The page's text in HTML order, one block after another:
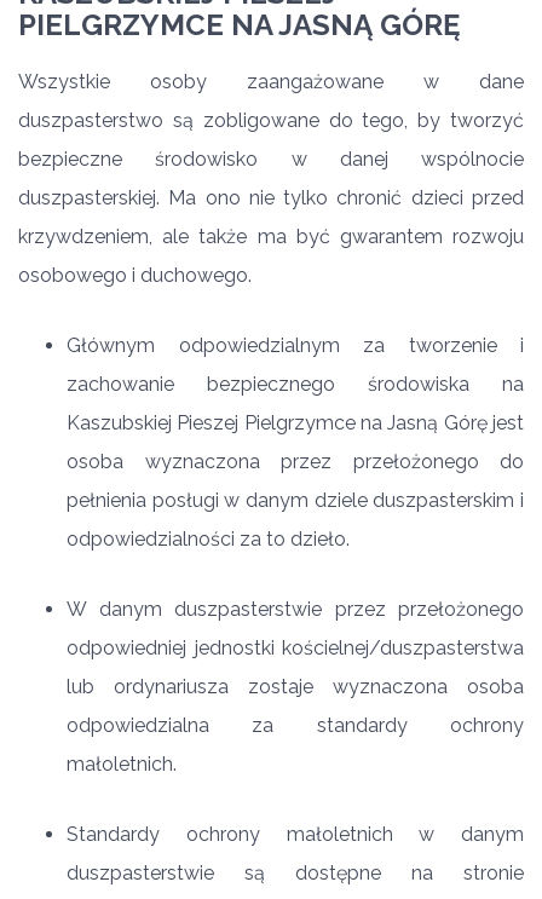
PIELGRZYMCE NA JASNĄ GÓRĘ
Wszystkie osoby zaangażowane w dane
duszpasterstwo są zobligowane do tego, by tworzyć
bezpieczne środowisko w danej wspólnocie
duszpasterskiej. Ma ono nie tylko chronić dzieci przed
krzywdzeniem, ale także ma być gwarantem rozwoju
osobowego i duchowego.
Głównym odpowiedzialnym za tworzenie i
zachowanie bezpiecznego środowiska na
Kaszubskiej Pieszej Pielgrzymce na Jasną Górę jest
osoba wyznaczona przez przełożonego do
pełnienia posługi w danym dziele duszpasterskim i
odpowiedzialności za to dzieło.
W danym duszpasterstwie przez przełożonego
odpowiedniej jednostki kościelnej/duszpasterstwa
lub ordynariusza zostaje wyznaczona osoba
odpowiedzialna za standardy ochrony
małoletnich.
Standardy ochrony małoletnich w danym
duszpasterstwie są dostępne na stronie